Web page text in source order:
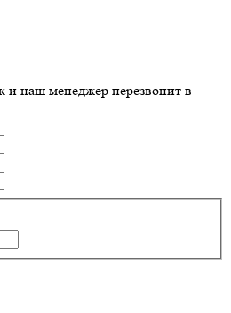
и наш менеджер перезвонит в